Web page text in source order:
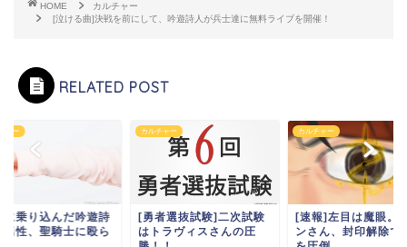
HOME
カルチャー
[泣ける曲]決戦を前にして、吟遊詩人が兵士達に無料ライブを開催！
RELATED POST
ャー
に乗り込んだ吟遊詩
男性、聖騎士に殴ら
カルチャー
[勇者選抜試験]二次試験
はトラヴィスさんの圧
カルチャー
[速報]左目は魔眼。
ンさん、封印解除で